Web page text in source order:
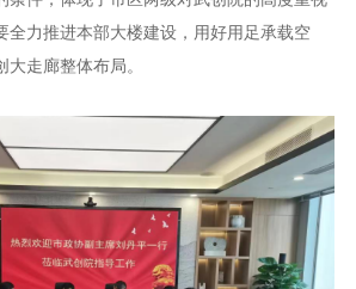
全力推进本部大楼建设，用好用足承载空
走廊整体布局。